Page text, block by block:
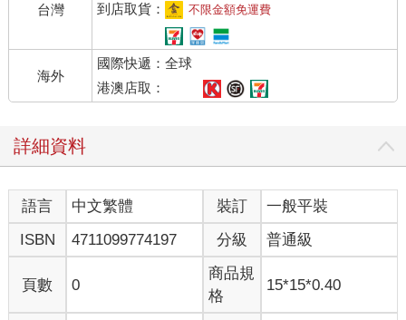
台灣
到店取貨：
不限金額免運費
海外
國際快遞：全球
港澳店取：
詳細資料
語言 中文繁體 裝訂
一般平裝
ISBN
4711099774197 分級 普通級
頁數 0
商品規
格
15*15*0.40